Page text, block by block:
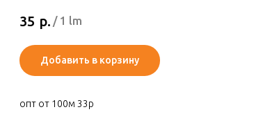
35 р. / 1 lm
Добавить в корзину
опт от 100м 33р